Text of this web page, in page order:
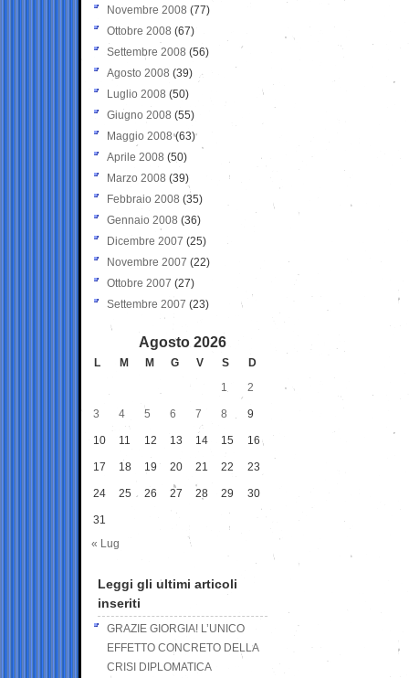
Novembre 2008 (77)
Ottobre 2008 (67)
Settembre 2008 (56)
Agosto 2008 (39)
Luglio 2008 (50)
Giugno 2008 (55)
Maggio 2008(63)
Aprile 2008 (50)
Marzo 2008 (39)
Febbraio 2008 (35)
Gennaio 2008 (36)
Dicembre 2007 (25)
Novembre 2007 (22)
Ottobre 2007 (27)
Settembre 2007 (23)
Agosto 2026
L M M G V S
D
1
2
3 4 5 6 7 8 9
10 11 12 13 14 15 16
17 18 19 20 21 22 23
24 25 26 27 28 29 30
31
« Lug
Leggi gli ultimi articoli
inseriti
GRAZIE GIORGIA! L’UNICO
EFFETTO CONCRETO DELLA
CRISI DIPLOMATICA